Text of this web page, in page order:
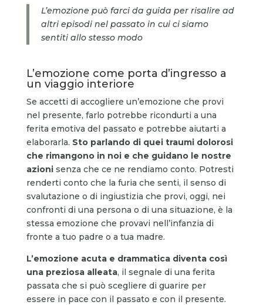
L’emozione può farci da guida per risalire ad
altri episodi nel passato in cui ci siamo
sentiti allo stesso modo
L’emozione come porta d’ingresso a
un viaggio interiore
Se accetti di accogliere un’emozione che provi
nel presente, farlo potrebbe ricondurti a una
ferita emotiva del passato e potrebbe aiutarti a
elaborarla. Sto parlando di quei traumi dolorosi
che rimangono in noi e che guidano le nostre
azionisenza che ce ne rendiamo conto. Potresti
renderti conto che la furia che senti, il senso di
svalutazione o di ingiustizia che provi, oggi, nei
confronti di una persona o di una situazione, è la
stessa emozione che provavi nell’infanzia di
fronte a tuo padre o a tua madre.
L’emozione acuta e drammatica diventa così
una preziosa alleata, il segnale di una ferita
passata che si può scegliere di guarire per
essere in pace con il passato e con il presente.